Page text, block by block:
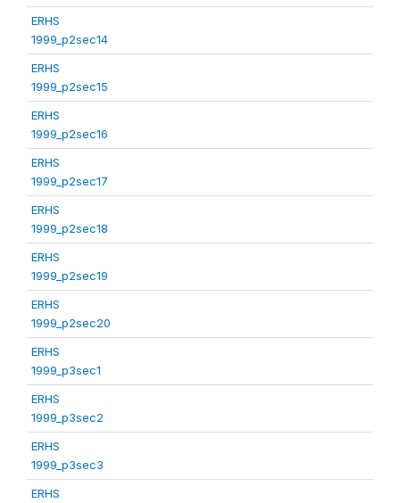
ERHS
1999_p2sec14
ERHS
1999_p2sec15
ERHS
1999_p2sec16
ERHS
1999_p2sec17
ERHS
1999_p2sec18
ERHS
1999_p2sec19
ERHS
1999_p2sec20
ERHS
1999_p3sec1
ERHS
1999_p3sec2
ERHS
1999_p3sec3
ERHS